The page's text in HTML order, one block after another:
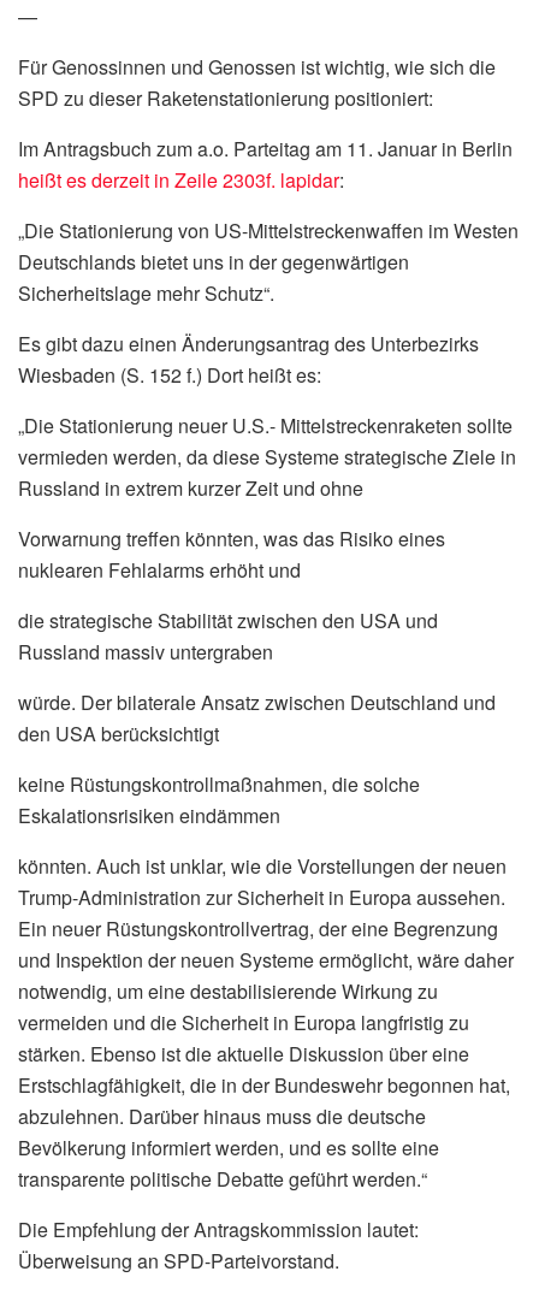
—
Für Genossinnen und Genossen ist wichtig, wie sich die
SPD zu dieser Raketenstationierung positioniert:
Im Antragsbuch zum a.o. Parteitag am 11. Januar in Berlin
heißt es derzeit in Zeile 2303f. lapidar:
„Die Stationierung von US-Mittelstreckenwaffen im Westen
Deutschlands bietet uns in der gegenwärtigen
Sicherheitslage mehr Schutz“.
Es gibt dazu einen Änderungsantrag des Unterbezirks
Wiesbaden (S. 152 f.) Dort heißt es:
„Die Stationierung neuer U.S.- Mittelstreckenraketen sollte
vermieden werden, da diese Systeme strategische Ziele in
Russland in extrem kurzer Zeit und ohne
Vorwarnung treffen könnten, was das Risiko eines
nuklearen Fehlalarms erhöht und
die strategische Stabilität zwischen den USA und
Russland massiv untergraben
würde. Der bilaterale Ansatz zwischen Deutschland und
den USA berücksichtigt
keine Rüstungskontrollmaßnahmen, die solche
Eskalationsrisiken eindämmen
könnten. Auch ist unklar, wie die Vorstellungen der neuen
Trump-Administration zur Sicherheit in Europa aussehen.
Ein neuer Rüstungskontrollvertrag, der eine Begrenzung
und Inspektion der neuen Systeme ermöglicht, wäre daher
notwendig, um eine destabilisierende Wirkung zu
vermeiden und die Sicherheit in Europa langfristig zu
stärken. Ebenso ist die aktuelle Diskussion über eine
Erstschlagfähigkeit, die in der Bundeswehr begonnen hat,
abzulehnen. Darüber hinaus muss die deutsche
Bevölkerung informiert werden, und es sollte eine
transparente politische Debatte geführt werden.“
Die Empfehlung der Antragskommission lautet:
Überweisung an SPD-Parteivorstand.